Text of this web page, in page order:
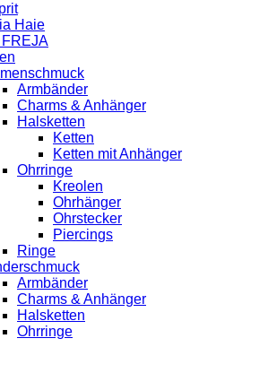
Haie
FREJA
Armbänder
Charms & Anhänger
Halsketten
Ketten
Ketten mit Anhänger
Ohrringe
Kreolen
Ohrhänger
Ohrstecker
Piercings
Ringe
Armbänder
Charms & Anhänger
Halsketten
Ohrringe